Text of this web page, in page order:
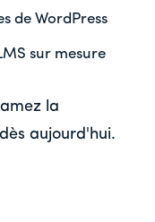
de WordPress
sur mesure
la
aujourd'hui.